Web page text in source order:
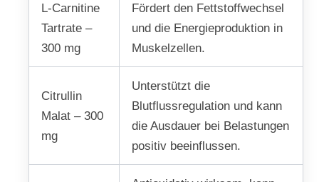
L-Carnitine
Tartrate –
300 mg
Fördert den Fettstoffwechsel
und die Energieproduktion in
Muskelzellen.
Citrullin
Malat – 300
mg
Unterstützt die
Blutflussregulation und kann
die Ausdauer bei Belastungen
positiv beeinflussen.